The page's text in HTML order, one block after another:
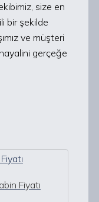
size en
bir şekilde
ve müşteri
gerçeğe
Fiyatı